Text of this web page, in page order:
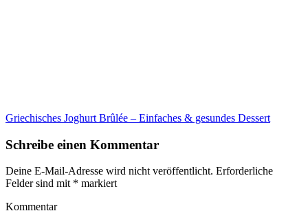
Griechisches Joghurt Brûlée – Einfaches & gesundes Dessert
Schreibe einen Kommentar
Deine E-Mail-Adresse wird nicht veröffentlicht. Erforderliche
Felder sind mit * markiert
Kommentar